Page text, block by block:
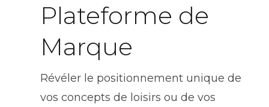
Plateforme de
Marque
Révéler le positionnement unique de
vos concepts de loisirs ou de vos